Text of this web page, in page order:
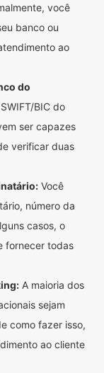
você
banco ou
ao
do
BIC do
ser capazes
verificar duas
Você
número da
casos, o
fornecer todas
A maioria dos
sejam
como fazer isso,
ao cliente